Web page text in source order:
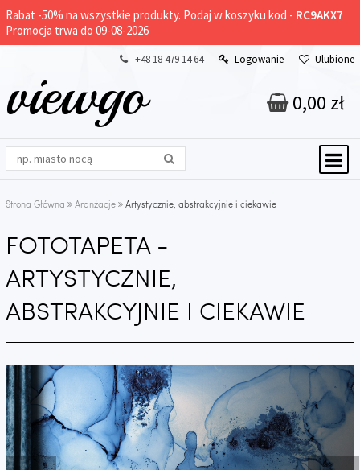
Rabat -50% na wszystkie produkty. Podaj w koszyku kod - RC9AKX7
Promocja trwa do 09-08-2026
+48 18 479 14 64 Logowanie Ulubione
viewgo 0,00 zł
Strona Główna Aranżacje Artystycznie, abstrakcyjnie i ciekawie
FOTOTAPETA -
ARTYSTYCZNIE,
ABSTRAKCYJNIE I CIEKAWIE